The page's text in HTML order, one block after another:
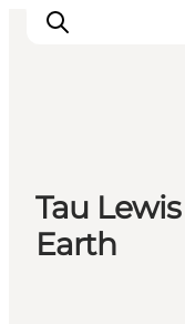
Odense
Reiseplanung
Tau
Earth